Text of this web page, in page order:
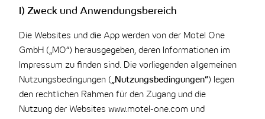
I) Zweck und Anwendungsbereich
Die Websites und die App werden von der Motel One
GmbH („MO“) herausgegeben, deren Informationen im
Impressum zu finden sind. Die vorliegenden allgemeinen
Nutzungsbedingungen ( „Nutzungsbedingungen“ ) legen
den rechtlichen Rahmen für den Zugang und die
Nutzung der Websites www.motel-one.com und